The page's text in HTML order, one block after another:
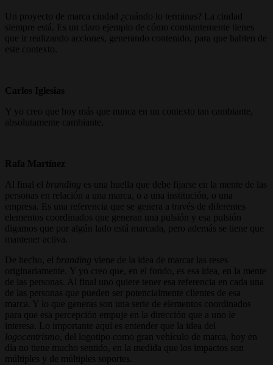
Un proyecto de marca ciudad ¿cuándo lo terminas? La ciudad
siempre está. Es un claro ejemplo de cómo constantemente tienes
que ir realizando acciones, generando contenido, para que hablen de
este contexto.
Carlos Iglesias
Y yo creo que hoy más que nunca en un contexto tan cambiante,
absolutamente cambiante.
Rafa Martínez
Al final el branding es una huella que debe fijarse en la mente de las
personas en relación a una marca, o a una institución, o una
empresa. Es una referencia que se genera a través de diferentes
elementos coordinados que generan una pulsión y esa pulsión
digamos que por algún lado está marcada, pero además se tiene que
mantener activa.
De hecho, el branding viene de la idea de marcar las reses
originariamente. Y yo creo que, en el fondo, es esa idea, en la mente
de las personas. Al final uno quiere tener esa referencia en cada una
de las personas que pueden ser potencialmente clientes de esa
marca. Y lo que generas son una serie de elementos coordinados
para que esa percepción empuje en la dirección que a uno le
interesa. Lo importante aquí es entender que la idea del
logocentrismo , del logotipo como gran vehículo de marca, hoy en
día no tiene mucho sentido, en la medida que los impactos son
múltiples y de múltiples soportes.